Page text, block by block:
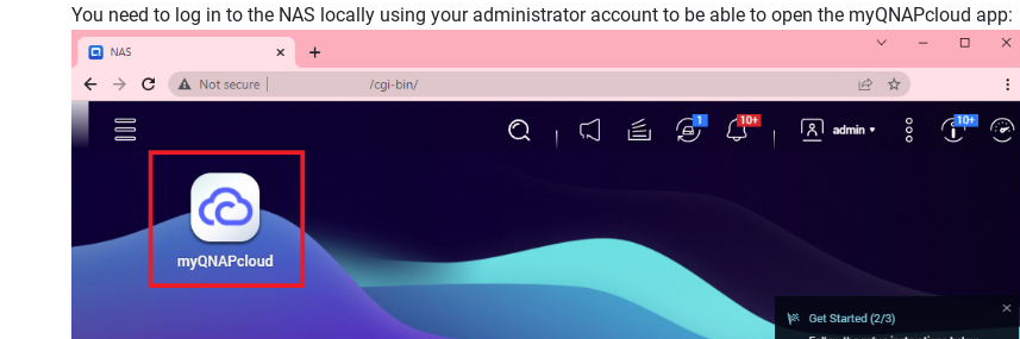
You need to log in to the NAS locally using your administrator account to be able to open the myQNAPcloud app: